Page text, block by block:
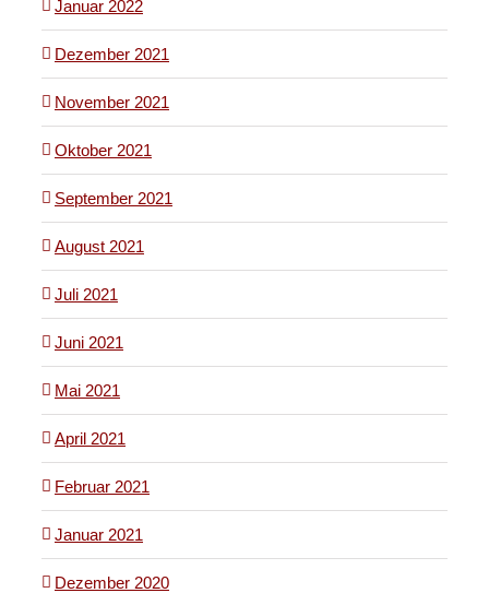
Januar 2022
Dezember 2021
November 2021
Oktober 2021
September 2021
August 2021
Juli 2021
Juni 2021
Mai 2021
April 2021
Februar 2021
Januar 2021
Dezember 2020